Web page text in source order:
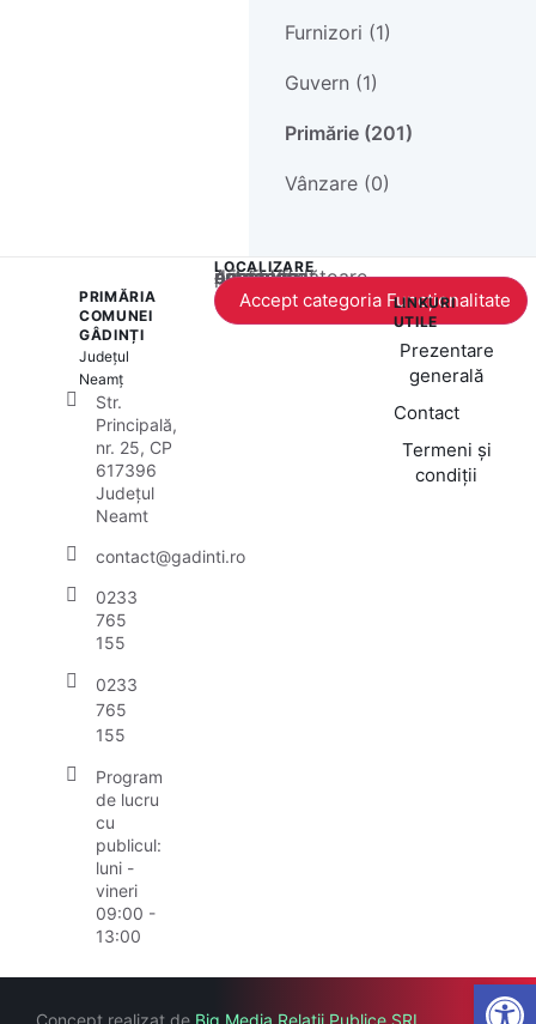
Furnizori (1)
Guvern (1)
Primărie (201)
Vânzare (0)
PRIMĂRIA
COMUNEI
GÂDINȚI
Județul
Neamț
Str.
Principală,
nr. 25, CP
617396
Județul
Neamt
contact@gadinti.ro
0233
765
155
0233
765
155
Program
de lucru
cu
publicul:
luni -
vineri
09:00 -
13:00
LOCALIZARE
Acest conținut este blocat până când acceptați categoria corespunzătoare de cookie-uri.
Accept categoria Funcționalitate
LINKURI
UTILE
Prezentare
generală
Contact
Termeni și
condiții
Concept realizat de Big Media Relații Publice SRL